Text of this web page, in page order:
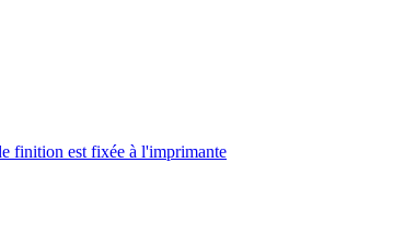
finition est fixée à l'imprimante